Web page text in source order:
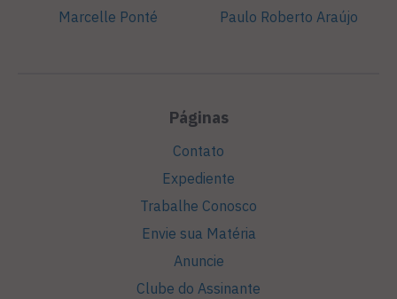
Marcelle Ponté
Paulo Roberto Araújo
Páginas
Contato
Expediente
Trabalhe Conosco
Envie sua Matéria
Anuncie
Clube do Assinante